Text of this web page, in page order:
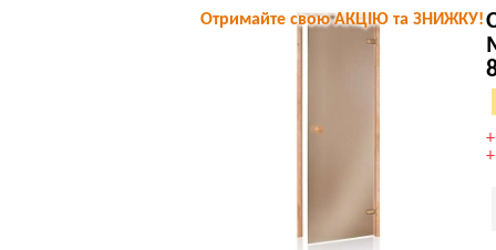
Отримайте свою АКЦІЮ та ЗНИЖКУ!